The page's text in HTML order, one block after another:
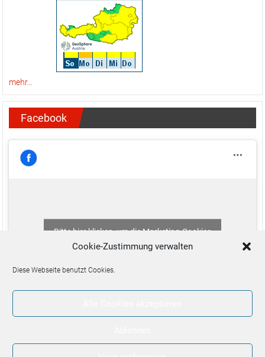
Cookie-Zustimmung verwalten
Diese Webseite benutzt Cookies.
mehr...
Facebook
Bitte hier klicken, um die Marketing-Cookies
zu akzeptieren und diesen Inhalt zu aktivieren